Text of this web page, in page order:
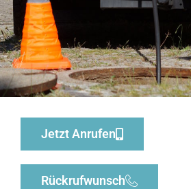
Jetzt Anrufen
Rückrufwunsch